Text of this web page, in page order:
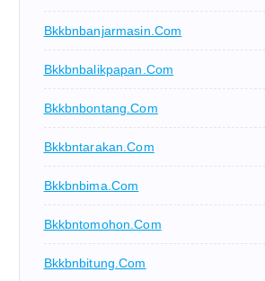
Bkkbnbanjarmasin.com
Bkkbnbalikpapan.com
Bkkbnbontang.com
Bkkbntarakan.com
Bkkbnbima.com
Bkkbntomohon.com
Bkkbnbitung.com